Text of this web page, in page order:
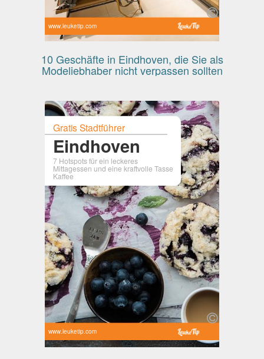
www.leuketip.com
10 Geschäfte in Eindhoven, die Sie als
Modeliebhaber nicht verpassen sollten
Gratis Stadtführer
Eindhoven
7 Hotspots für ein leckeres
Mittagessen und eine kraftvolle Tasse
Kaffee
www.leuketip.com